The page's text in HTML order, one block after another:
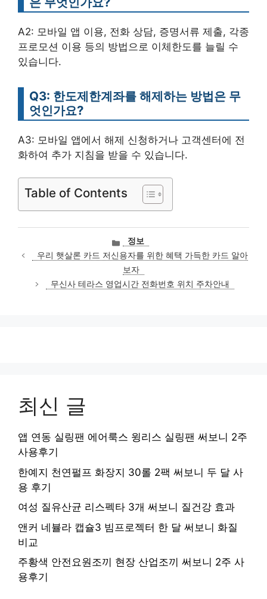
A2: 모바일 앱 이용, 전화 상담, 증명서류 제출, 각종
프로모션 이용 등의 방법으로 이체한도를 늘릴 수
있습니다.
Q3: 한도제한계좌를 해제하는 방법은 무
엇인가요?
A3: 모바일 앱에서 해제 신청하거나 고객센터에 전
화하여 추가 지침을 받을 수 있습니다.
Table of Contents
카
테
고
리
정보
우리 햇살론 카드 저신용자를 위한 혜택 가득한 카드 알아
보자
무신사 테라스 영업시간 전화번호 위치 주차안내
최신 글
앱 연동 실링팬 에어룩스 윙리스 실링팬 써보니 2주
사용후기
한예지 천연펄프 화장지 30롤 2팩 써보니 두 달 사
용 후기
여성 질유산균 리스펙타 3개 써보니 질건강 효과
앤커 네뷸라 캡슐3 빔프로젝터 한 달 써보니 화질
비교
주황색 안전요원조끼 현장 산업조끼 써보니 2주 사
용후기